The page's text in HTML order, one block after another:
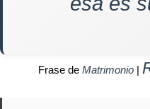
Frase de Matrimonio |